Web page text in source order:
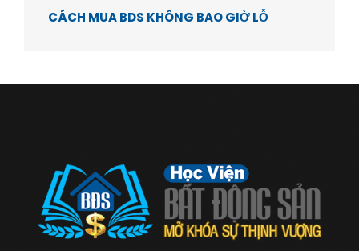
CÁCH MUA BDS KHÔNG BAO GIỜ LỖ